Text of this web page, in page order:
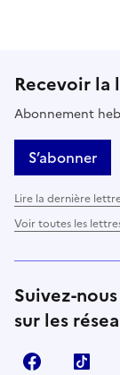
Recevoir
Abonnement
S’abonner
Lire la dernière
Voir toutes les
Suivez-nous
sur les
Facebook